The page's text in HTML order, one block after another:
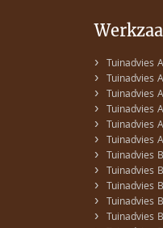
› Tuinadvies
› Tuinadvies
› Tuinadvies
› Tuinadvies
› Tuinadvies
› Tuinadvies
› Tuinadvies
› Tuinadvies
› Tuinadvies
› Tuinadvies
› Tuinadvies